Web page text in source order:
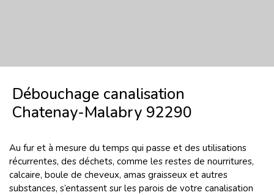
Débouchage canalisation
Chatenay-Malabry 92290
Au fur et à mesure du temps qui passe et des utilisations
récurrentes, des déchets, comme les restes de nourritures,
calcaire, boule de cheveux, amas graisseux et autres
substances, s’entassent sur les parois de votre canalisation